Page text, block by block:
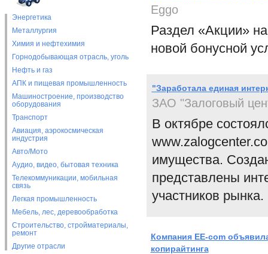
Энергетика
Металлургия
Химия и нефтехимия
Горнодобывающая отрасль, уголь
Нефть и газ
АПК и пищевая промышленность
Машиностроение, производство
оборудования
Транспорт
Авиация, аэрокосмическая
индустрия
Авто/Мото
Аудио, видео, бытовая техника
Телекоммуникации, мобильная
связь
Легкая промышленность
Мебель, лес, деревообработка
Строительство, стройматериалы,
ремонт
Другие отрасли
Eggo
Раздел «Акции»
новой бонусной
"Заработала единая
ЗАО "Залоговый
В октябре
имущества.
представлены
участников рынка.
Компания EE-com
копирайтинга